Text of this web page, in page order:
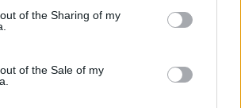
visit or usage behaviour. You may click to
to Google and its third-party tags to
specified purposes in below Google
of the Sharing of my
of the Sale of my
a figyelmét arra, hogy az Ön
Minisztérium még nem írta ki
tevékenységekhez köthető
eredménye alapvetően
színház, társulat, elsősorban a
működő csoport működését.